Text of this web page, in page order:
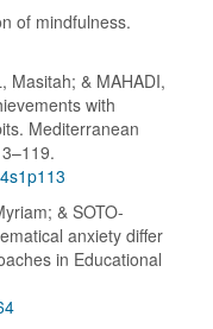
of mindfulness.
Masitah; & MAHADI,
with
Mediterranean
& SOTO-
anxiety differ
in Educational